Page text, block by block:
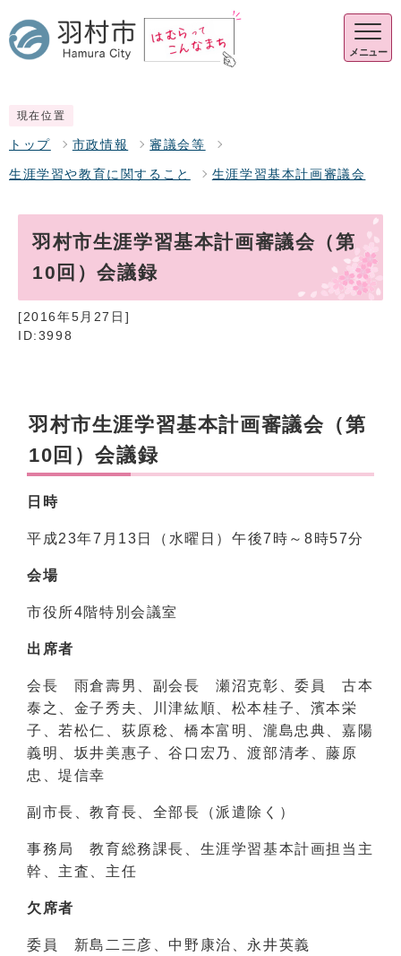
メニュー
現在位置
トップ 市政情報 審議会等
生涯学習や教育に関すること 生涯学習基本計画審議会
羽村市生涯学習基本計画審議会（第
10回）会議録
[2016年5月27日]
ID:3998
羽村市生涯学習基本計画審議会（第
10回）会議録
日時
平成23年7月13日（水曜日）午後7時～8時57分
会場
市役所4階特別会議室
出席者
会長 雨倉壽男、副会長 瀬沼克彰、委員 古本
泰之、金子秀夫、川津紘順、松本桂子、濱本栄
子、若松仁、荻原稔、橋本富明、瀧島忠典、嘉陽
義明、坂井美惠子、谷口宏乃、渡部清孝、藤原
忠、堤信幸
副市長、教育長、全部長（派遣除く）
事務局 教育総務課長、生涯学習基本計画担当主
幹、主査、主任
欠席者
委員 新島二三彦、中野康治、永井英義